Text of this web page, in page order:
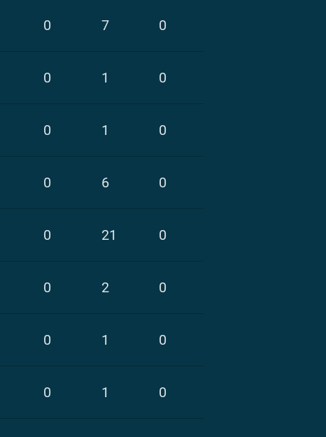
0 7 0
0 1 0
0 1 0
0 6 0
0 21 0
0 2 0
0 1 0
0 1 0